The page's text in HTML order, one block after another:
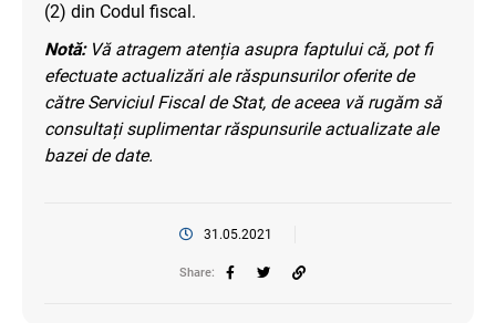
(2) din Codul fiscal.
Notă:Vă atragem atenția asupra faptului că, pot fi
efectuate actualizări ale răspunsurilor oferite de
către Serviciul Fiscal de Stat, de aceea vă rugăm să
consultați suplimentar răspunsurile actualizate ale
bazei de date.
31.05.2021
Share: